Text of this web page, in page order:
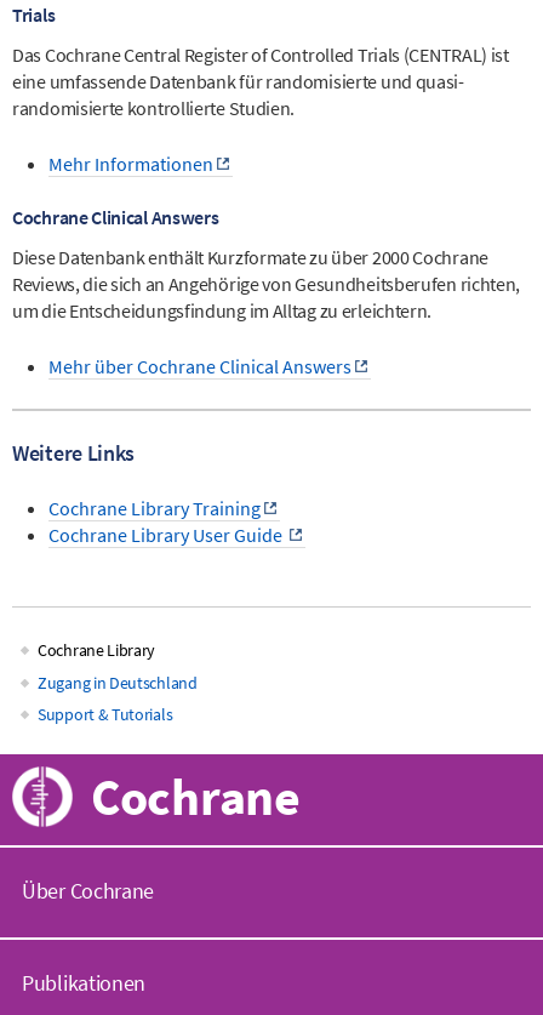
Trials
Das Cochrane Central Register of Controlled Trials (CENTRAL) ist
eine umfassende Datenbank für randomisierte und quasi-
randomisierte kontrollierte Studien.
Mehr Informationen
Cochrane Clinical Answers
Diese Datenbank enthält Kurzformate zu über 2000 Cochrane
Reviews, die sich an Angehörige von Gesundheitsberufen richten,
um die Entscheidungsfindung im Alltag zu erleichtern.
Mehr über Cochrane Clinical Answers
Weitere Links
Cochrane Library Training
Cochrane Library User Guide
Main
navigation
Cochrane Library
Zugang in Deutschland
Support & Tutorials
Cochrane
Über Cochrane
o
Publikationen